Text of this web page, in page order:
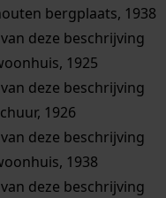
bergplaats, 1938
deze beschrijving
1925
deze beschrijving
1926
deze beschrijving
1938
deze beschrijving